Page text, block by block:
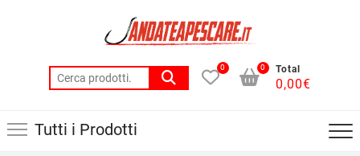
0 Total
0,00€
0
Tutti i Prodotti